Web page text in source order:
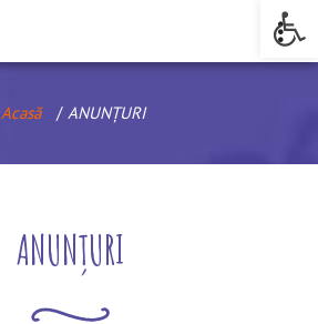
Acasă ANUNȚURI
ANUNȚURI